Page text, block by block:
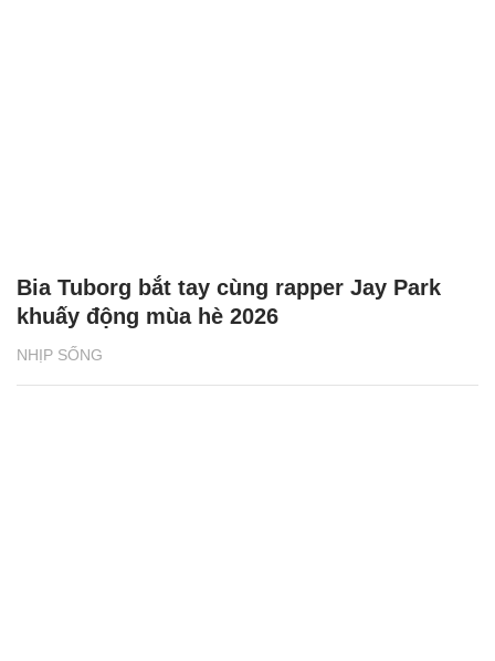
NHỊP SỐNG
Bia Tuborg bắt tay cùng rapper Jay Park
khuấy động mùa hè 2026